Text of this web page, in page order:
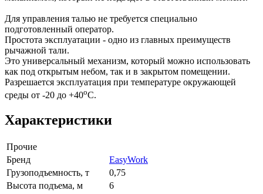
Для управления талью не требуется специально
подготовленный оператор.
Простота эксплуатации - одно из главных преимуществ
рычажной тали.
Это универсальный механизм, который можно использовать
как под открытым небом, так и в закрытом помещении.
Разрешается эксплуатация при температуре окружающей
среды от -20 до +40oС.
Характеристики
Прочие
Бренд
EasyWork
Грузоподъемность, т
0,75
Высота подъема, м
6